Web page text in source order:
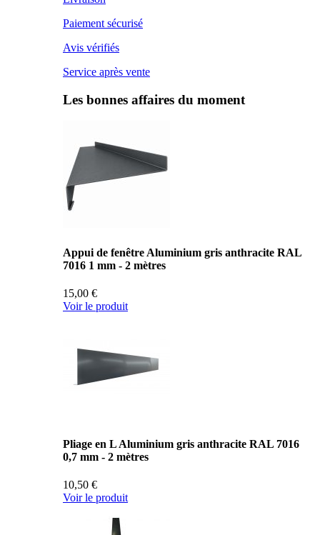
Paiement sécurisé
Avis vérifiés
Service après vente
Les bonnes affaires du moment
Appui de fenêtre Aluminium gris anthracite RAL
7016 1 mm - 2 mètres
15,00 €
Voir le produit
Pliage en L Aluminium gris anthracite RAL 7016
0,7 mm - 2 mètres
10,50 €
Voir le produit